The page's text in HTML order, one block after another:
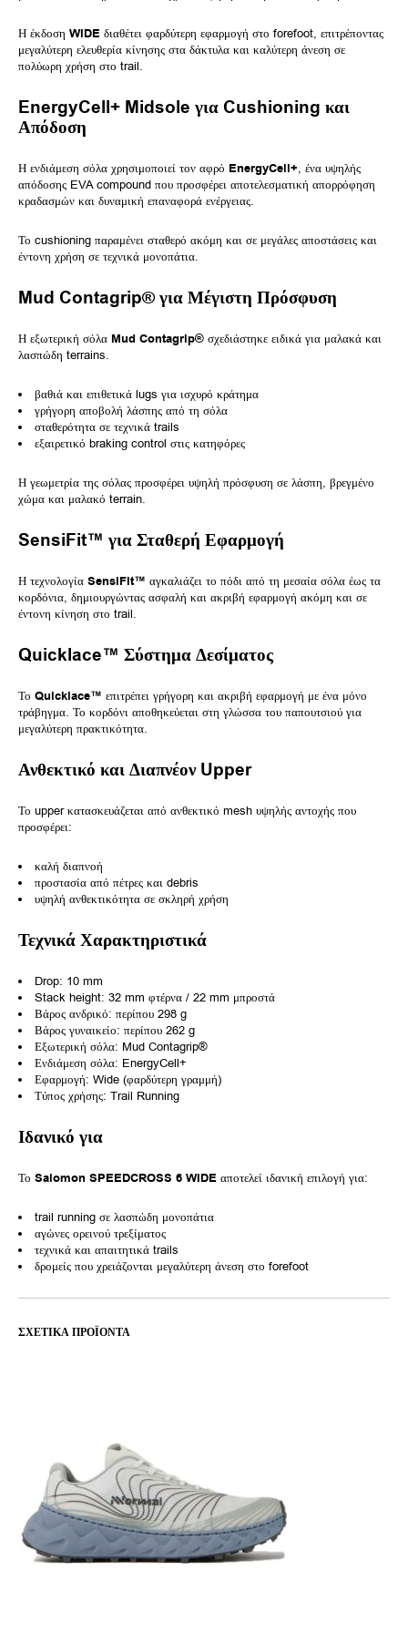
Η έκδοση WIDE διαθέτει φαρδύτερη εφαρμογή στο forefoot, επιτρέποντας
μεγαλύτερη ελευθερία κίνησης στα δάκτυλα και καλύτερη άνεση σε
πολύωρη χρήση στο trail.
EnergyCell+ Midsole για Cushioning και
Απόδοση
Η ενδιάμεση σόλα χρησιμοποιεί τον αφρό EnergyCell+, ένα υψηλής
απόδοσης EVA compound που προσφέρει αποτελεσματική απορρόφηση
κραδασμών και δυναμική επαναφορά ενέργειας.
Το cushioning παραμένει σταθερό ακόμη και σε μεγάλες αποστάσεις και
έντονη χρήση σε τεχνικά μονοπάτια.
Mud Contagrip® για Μέγιστη Πρόσφυση
Η εξωτερική σόλα Mud Contagrip® σχεδιάστηκε ειδικά για μαλακά και
λασπώδη terrains.
βαθιά και επιθετικά lugs για ισχυρό κράτημα
γρήγορη αποβολή λάσπης από τη σόλα
σταθερότητα σε τεχνικά trails
εξαιρετικό braking control στις κατηφόρες
Η γεωμετρία της σόλας προσφέρει υψηλή πρόσφυση σε λάσπη, βρεγμένο
χώμα και μαλακό terrain.
SensiFit™ για Σταθερή Εφαρμογή
Η τεχνολογία SensiFit™ αγκαλιάζει το πόδι από τη μεσαία σόλα έως τα
κορδόνια, δημιουργώντας ασφαλή και ακριβή εφαρμογή ακόμη και σε
έντονη κίνηση στο trail.
Quicklace™ Σύστημα Δεσίματος
Το Quicklace™ επιτρέπει γρήγορη και ακριβή εφαρμογή με ένα μόνο
τράβηγμα. Το κορδόνι αποθηκεύεται στη γλώσσα του παπουτσιού για
μεγαλύτερη πρακτικότητα.
Ανθεκτικό και Διαπνέον Upper
Το upper κατασκευάζεται από ανθεκτικό mesh υψηλής αντοχής που
προσφέρει:
καλή διαπνοή
προστασία από πέτρες και debris
υψηλή ανθεκτικότητα σε σκληρή χρήση
Τεχνικά Χαρακτηριστικά
Drop: 10 mm
Stack height: 32 mm φτέρνα / 22 mm μπροστά
Βάρος ανδρικό: περίπου 298 g
Βάρος γυναικείο: περίπου 262 g
Εξωτερική σόλα: Mud Contagrip®
Ενδιάμεση σόλα: EnergyCell+
Εφαρμογή: Wide (φαρδύτερη γραμμή)
Τύπος χρήσης: Trail Running
Ιδανικό για
Το Salomon SPEEDCROSS 6 WIDE αποτελεί ιδανική επιλογή για:
trail running σε λασπώδη μονοπάτια
αγώνες ορεινού τρεξίματος
τεχνικά και απαιτητικά trails
δρομείς που χρειάζονται μεγαλύτερη άνεση στο forefoot
ΣΧΕΤΙΚΆ ΠΡΟΪΌΝΤΑ